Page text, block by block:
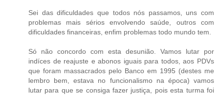
Sei das dificuldades que todos nós passamos, uns com
problemas mais sérios envolvendo saúde, outros com
dificuldades financeiras, enfim problemas todo mundo tem.
Só não concordo com esta desunião. Vamos lutar por
indíces de reajuste e abonos iguais para todos, aos PDVs
que foram massacrados pelo Banco em 1995 (destes me
lembro bem, estava no funcionalismo na época) vamos
lutar para que se consiga fazer justiça, pois esta turma foi